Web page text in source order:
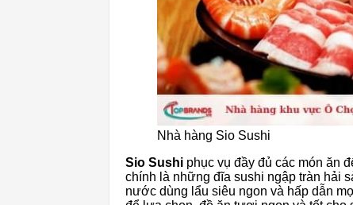
Nhà hàng Sio Sushi
Sio Sushi phục vụ đầy đủ các món ăn
chính là những đĩa sushi ngập tràn hải
nước dùng lẩu siêu ngon và hấp dẫn